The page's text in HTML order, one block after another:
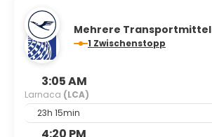
Mehrere Transportmittel
1 Zwischenstopp
3:05 AM
Larnaca (LCA)
23h 15min
4:20 PM